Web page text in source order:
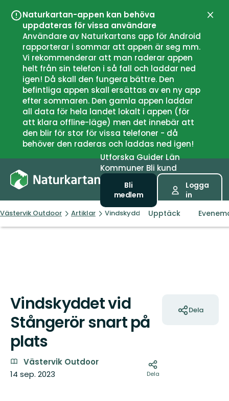
Naturkartan-appen kan behöva
uppdateras för vissa användare
Användare av Naturkartans app för Android
rapporterar i sommar att appen är seg mm.
Vi rekommenderar att man raderar appen
helt från sin telefon i så fall och laddar ned
igen! Då skall den fungera bättre. Den
befintliga appen skall ersättas av en ny app
efter sommaren. Den gamla appen laddar
all data för hela landet lokalt i appen (för
att klara offline-läge) men det innebär att
den blir för stor för vissa telefoner - då
behöver den raderas och laddas ned igen!
UtforskaGuiderLän
Kommuner Bli kund
Bli
medlem
Logga
in
Västervik Outdoor Artiklar Vindskyddet vid Stångerör snart på
Upptäck
Vindskyddet vid
Stångerör snart på
plats
Västervik Outdoor
14 sep. 2023
Dela
Dela